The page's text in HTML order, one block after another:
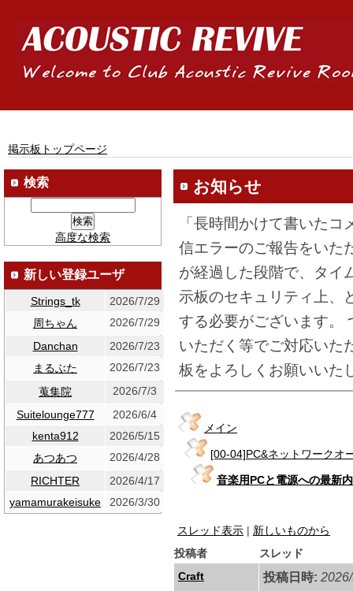
掲示板トップページ
お知らせ
「長時間かけて書いた
信エラーのご報告をいた
が経過した段階で、タイ
示板のセキュリティ上、
する必要がございます。
いただく等でご対応いた
板をよろしくお願いいた
メイン
[00-04]PC&ネットワークオ
音楽用PCと電源への最新
スレッド表示 | 新しいものから
投稿者
スレッド
Craft
投稿日時:
検索
高度な検索
新しい登録ユーザ
Strings_tk
2026/7/29
周ちゃん
2026/7/29
Danchan
2026/7/23
まるぶた
2026/7/23
蒐集院
2026/7/3
Suitelounge777
2026/6/4
kenta912
2026/5/15
あつあつ
2026/4/28
RICHTER
2026/4/17
yamamurakeisuke
2026/3/30